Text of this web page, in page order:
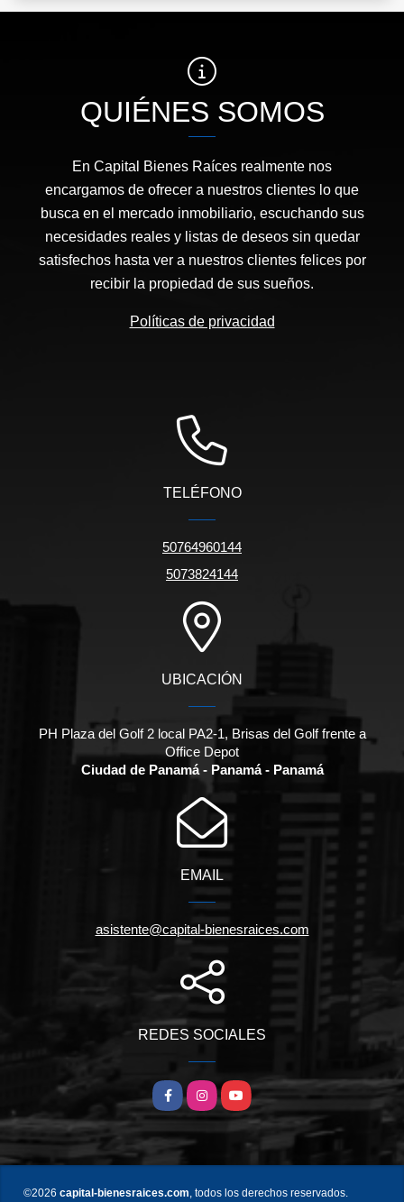
QUIÉNES SOMOS
En Capital Bienes Raíces realmente nos
encargamos de ofrecer a nuestros clientes lo que
busca en el mercado inmobiliario, escuchando sus
necesidades reales y listas de deseos sin quedar
satisfechos hasta ver a nuestros clientes felices por
recibir la propiedad de sus sueños.
Políticas de privacidad
TELÉFONO
50764960144
5073824144
UBICACIÓN
PH Plaza del Golf 2 local PA2-1, Brisas del Golf frente a
Office Depot
Ciudad de Panamá - Panamá - Panamá
EMAIL
asistente@capital-bienesraices.com
REDES SOCIALES
FacebookInstagramYouTube
©2026 capital-bienesraices.com , todos los derechos reservados.